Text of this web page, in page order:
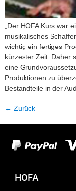
„Der HOFA Kurs war
musikalisches
wichtig ein fertiges
kürzester Zeit. Daher
eine
Produktionen zu
Bestandteile in der
← Zurück
HOFA